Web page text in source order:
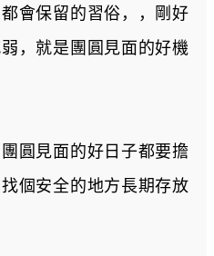
會保留的習俗，，剛好
，就是團圓見面的好機
圓見面的好日子都要擔
個安全的地方長期存放